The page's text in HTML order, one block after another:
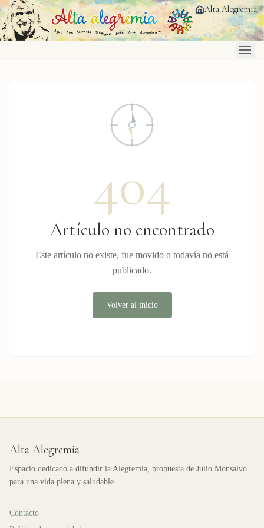
Saltar al contenido principal Alta Alegremia
404
Artículo no encontrado
Este artículo no existe, fue movido o todavía no está
publicado.
Volver al inicio
Alta Alegremia
Espacio dedicado a difundir la Alegremia, propuesta de Julio Monsalvo
para una vida plena y saludable.
Contacto